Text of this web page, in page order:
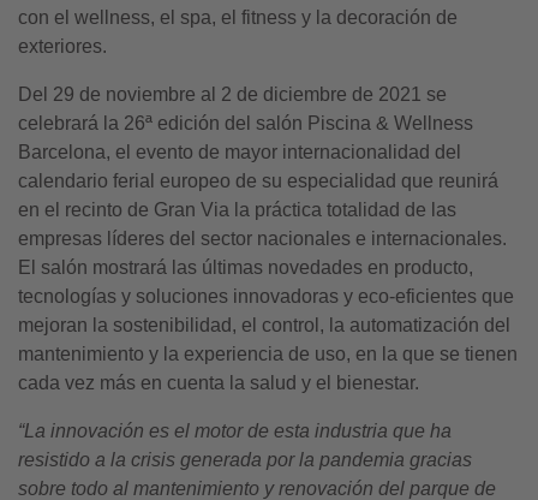
con el wellness, el spa, el fitness y la decoración de
exteriores.
Del 29 de noviembre al 2 de diciembre de 2021 se
celebrará la 26ª edición del salón Piscina & Wellness
Barcelona, el evento de mayor internacionalidad del
calendario ferial europeo de su especialidad que reunirá
en el recinto de Gran Via la práctica totalidad de las
empresas líderes del sector nacionales e internacionales.
El salón mostrará las últimas novedades en producto,
tecnologías y soluciones innovadoras y eco-eficientes que
mejoran la sostenibilidad, el control, la automatización del
mantenimiento y la experiencia de uso, en la que se tienen
cada vez más en cuenta la salud y el bienestar.
“La innovación es el motor de esta industria que ha
resistido a la crisis generada por la pandemia gracias
sobre todo al mantenimiento y renovación del parque de